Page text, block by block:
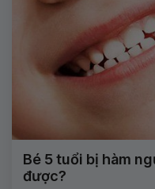
Bé 5 tuổi bị hàm
được?